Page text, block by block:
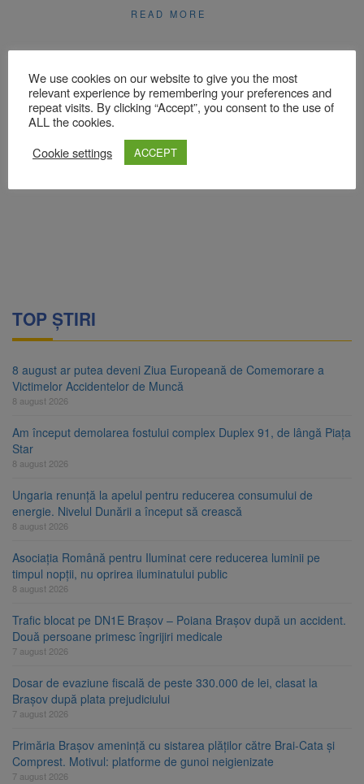
READ MORE
TOP ȘTIRI
8 august ar putea deveni Ziua Europeană de Comemorare a
Victimelor Accidentelor de Muncă
8 august 2026
Am început demolarea fostului complex Duplex 91, de lângă Piața
Star
8 august 2026
Ungaria renunță la apelul pentru reducerea consumului de
energie. Nivelul Dunării a început să crească
8 august 2026
Asociația Română pentru Iluminat cere reducerea luminii pe
timpul nopții, nu oprirea iluminatului public
8 august 2026
Trafic blocat pe DN1E Brașov – Poiana Brașov după un accident.
Două persoane primesc îngrijiri medicale
7 august 2026
Dosar de evaziune fiscală de peste 330.000 de lei, clasat la
Brașov după plata prejudiciului
7 august 2026
Primăria Brașov amenință cu sistarea plăților către Brai-Cata și
Comprest. Motivul: platforme de gunoi neigienizate
7 august 2026
We use cookies on our website to give you the most
relevant experience by remembering your preferences and
repeat visits. By clicking “Accept”, you consent to the use of
ALL the cookies.
Cookie settings
ACCEPT